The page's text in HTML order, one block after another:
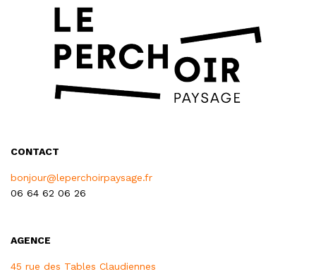
CONTACT
bonjour@leperchoirpaysage.fr
06 64 62 06 26
AGENCE
45 rue des Tables Claudiennes